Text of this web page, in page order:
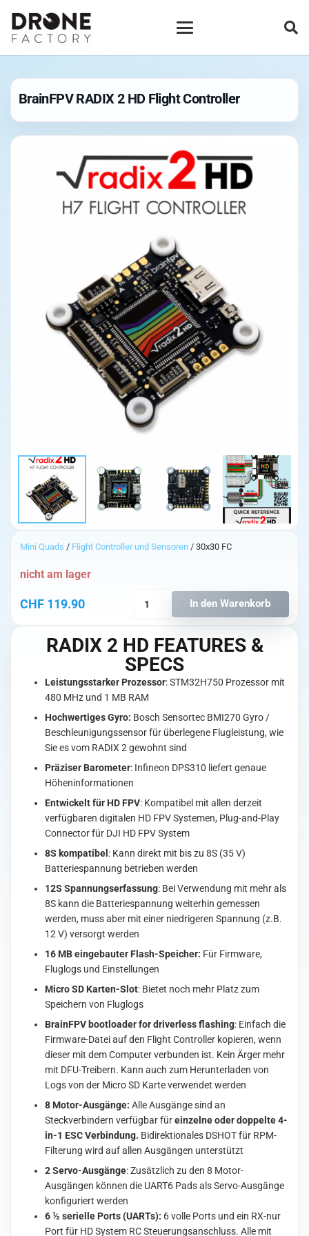
BrainFPV RADIX 2 HD Flight Controller
Mini Quads / Flight Controller und Sensoren / 30x30 FC
CHF 119.90
nicht am lager
BrainFPV
HD
Flight
Controller
Menge
In den Warenkorb
RADIX 2 HD FEATURES &
SPECS
Leistungsstarker Prozessor: STM32H750 Prozessor mit
480 MHz und 1 MB RAM
Hochwertiges Gyro: Bosch Sensortec BMI270 Gyro /
Beschleunigungssensor für überlegene Flugleistung, wie
Sie es vom RADIX 2 gewohnt sind
Präziser Barometer: Infineon DPS310 liefert genaue
Höheninformationen
Entwickelt für HD FPV: Kompatibel mit allen derzeit
verfügbaren digitalen HD FPV Systemen, Plug-and-Play
Connector für DJI HD FPV System
8S kompatibel : Kann direkt mit bis zu 8S (35 V)
Batteriespannung betrieben werden
12S Spannungserfassung: Bei Verwendung mit mehr als
8S kann die Batteriespannung weiterhin gemessen
werden, muss aber mit einer niedrigeren Spannung (z.B.
12 V) versorgt werden
16 MB eingebauter Flash-Speicher: Für Firmware,
Fluglogs und Einstellungen
Micro SD Karten-Slot: Bietet noch mehr Platz zum
Speichern von Fluglogs
BrainFPV bootloader for driverless flashing: Einfach die
Firmware-Datei auf den Flight Controller kopieren, wenn
dieser mit dem Computer verbunden ist. Kein Ärger mehr
mit DFU-Treibern. Kann auch zum Herunterladen von
Logs von der Micro SD Karte verwendet werden
8 Motor-Ausgänge: Alle Ausgänge sind an
Steckverbindern verfügbar füreinzelne oder doppelte 4-
in-1 ESC Verbindung. Bidirektionales DSHOT für RPM-
Filterung wird auf allen Ausgängen unterstützt
2 Servo-Ausgänge: Zusätzlich zu den 8 Motor-
Ausgängen können die UART6 Pads als Servo-Ausgänge
konfiguriert werden
6 ½ serielle Ports (UARTs): 6 volle Ports und ein RX-nur
Port für HD System RC Steuerungsanschluss. Alle mit